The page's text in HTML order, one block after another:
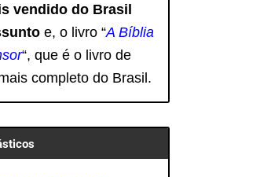
vendido do Brasil
e, o livro “A Bíblia
“, que é o livro de
completo do Brasil.